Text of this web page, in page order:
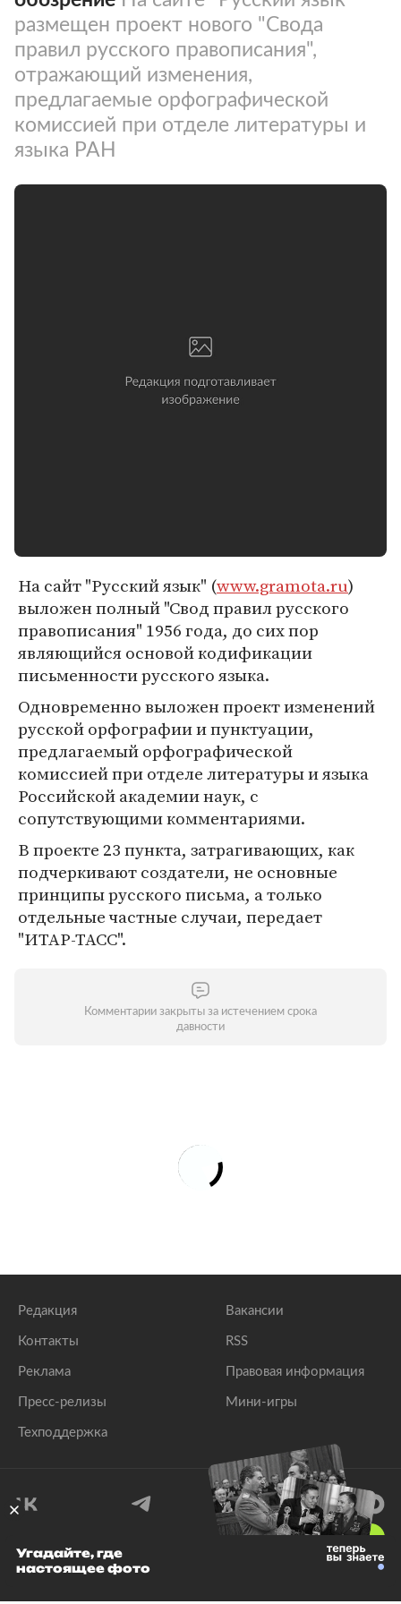
размещен проект нового "Свода
правил русского правописания",
отражающий изменения,
предлагаемые орфографической
комиссией при отделе литературы и
языка РАН
На сайт "Русский язык" (www.gramota.ru)
выложен полный "Свод правил русского
правописания" 1956 года, до сих пор
являющийся основой кодификации
письменности русского языка.
Одновременно выложен проект изменений
русской орфографии и пунктуации,
предлагаемый орфографической
комиссией при отделе литературы и языка
Российской академии наук, с
сопутствующими комментариями.
В проекте 23 пункта, затрагивающих, как
подчеркивают создатели, не основные
принципы русского письма, а только
отдельные частные случаи, передает
"ИТАР-ТАСС".
Комментарии закрыты за истечением срока
давности
Редакция
Контакты
Реклама
Пресс-релизы
Техподдержка
Вакансии
RSS
Правовая информация
Мини-игры
© 1999–2026 Все права защищены.
Угадайте, где
настоящее фото